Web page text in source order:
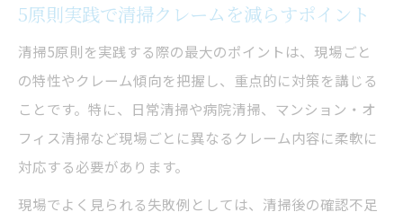
5原則実践で清掃クレームを減らすポイント
清掃5原則を実践する際の最大のポイントは、現場ごと
の特性やクレーム傾向を把握し、重点的に対策を講じる
ことです。特に、日常清掃や病院清掃、マンション・オ
フィス清掃など現場ごとに異なるクレーム内容に柔軟に
対応する必要があります。
現場でよく見られる失敗例としては、清掃後の確認不足